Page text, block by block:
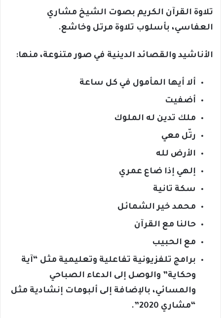
تلاوة القرآن الكريم بصوت الشيخ مشاري
العفاسي، بأسلوب تلاوة مرتل وخاشع.
الأناشيد والقصائد الدينية في صور متنوعة، منها:
ألا أيها المأمول في كل ساعة
أضفيت
ملك تدين له الملوك
رتّل معي
الأرض لله
إلهي إذا ضاع عمري
سكة تانية
محمد خير الشمائل
حالنا مع القرآن
مع الحبيب
برامج تلفزيونية تفاعلية وتعليمية مثل “آية
وحكاية” والوصل إلى الدعاء الصباحي
والمسائي، بالإضافة إلى ألبومات إنشادية مثل
“مشاري 2020”.